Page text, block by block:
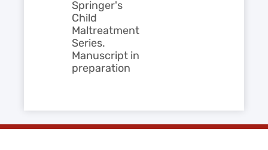
Springer's
Child
Maltreatment
Series.
Manuscript in
preparation